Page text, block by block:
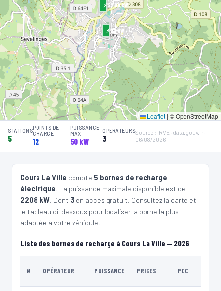
🧭 S'y rendre
3 EASYCHARGE
MONTAGNY - Impasse des sports
📍 61 Place Paul Rivière 42840 MONTAGNY
⚡ 22 kW CCS2 · CHAdeMO · Type 2 · EF 2 PDC
🅿️ Bord de rue
Recharge gratuite
CB acceptée Accès libre
Réservable
🏍️ 2 roues
🧭 S'y rendre
DRIVECO PARTNER NETWORK
Peugeot - SAGG - Cours-la-Ville - powered by DRIVECO
📍 66 Boulevard Pierre de Coubertin, 69470 Cours-la-Ville
🏍️ 2 roues
🧭 S'y rendre
QOVOLTIS
102 RUE DES ECOLES
⚡ 22 kW Type 2 2 PDC 🅿️ Parking public
CB acceptée
🧭 S'y rendre
⚡ 22 kW
⚡ 22.08 kW
Leaflet | © OpenStreetMap
STATIONS
5
POINTS DE
CHARGE
12
PUISSANCE
MAX
50 kW
OPÉRATEURS
3
Source : IRVE · data.gouv.fr ·
06/08/2026
Cours La Ville compte 5 bornes de recharge
électrique . La puissance maximale disponible est de
2208 kW . Dont 3 en accès gratuit. Consultez la carte et
le tableau ci-dessous pour localiser la borne la plus
adaptée à votre véhicule.
Liste des bornes de recharge à Cours La Ville — 2026
# OPÉRATEUR PUISSANCE PRISES PDC